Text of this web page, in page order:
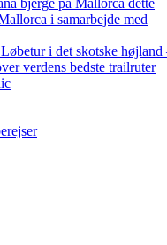
bjerge på Mallorca dette
i samarbejde med
i det skotske højland
verdens bedste trailruter